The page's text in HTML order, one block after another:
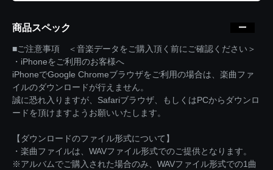
商品スペック
■ご注意事項 ＜音楽データをご購入頂く前にご確認ください＞
・iPhoneをご利用のお客様へ
iPhoneでGoogle Chromeブラウザをご利用の場合は、楽曲ファ
イルのダウンロードが行えません。
誠に恐れ入りますが、Safariブラウザ、もしくはPCからダウンロ
ードを頂けますようお願いいたします。
【ダウンロードのファイル形式について】
・楽曲ファイルは、WAVファイル形式でのご提供となります。
※アルバムでご購入された場合のみ、WAVファイル形式での1曲